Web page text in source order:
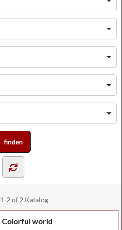
1-2 of 2 Katalog